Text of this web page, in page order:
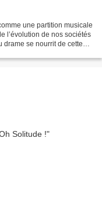
une partition musicale
l’évolution de nos sociétés
drame se nourrit de cette